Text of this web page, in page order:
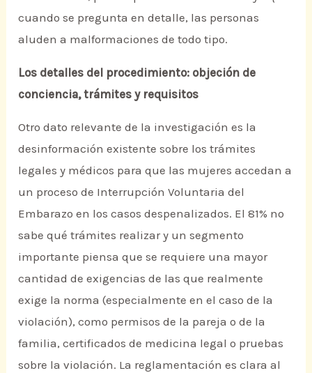
cuando se pregunta en detalle, las personas
aluden a malformaciones de todo tipo.
Los detalles del procedimiento: objeción de
conciencia, trámites y requisitos
Otro dato relevante de la investigación es la
desinformación existente sobre los trámites
legales y médicos para que las mujeres accedan a
un proceso de Interrupción Voluntaria del
Embarazo en los casos despenalizados. El 81% no
sabe qué trámites realizar y un segmento
importante piensa que se requiere una mayor
cantidad de exigencias de las que realmente
exige la norma (especialmente en el caso de la
violación), como permisos de la pareja o de la
familia, certificados de medicina legal o pruebas
sobre la violación. La reglamentación es clara al